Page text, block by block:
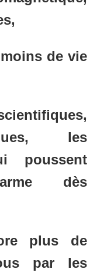
de vie
les
poussent
dès
plus de
par les